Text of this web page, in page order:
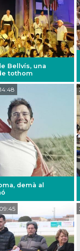
Bellvís, una
tothom
demà al